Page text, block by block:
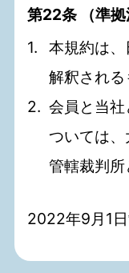
第22条 （準拠
本規約は
解釈される
会員と当
ついては
管轄裁判所
2022年9月1